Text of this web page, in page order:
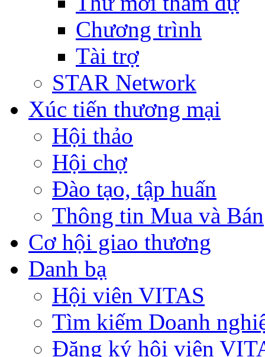
Chương trình
Tài trợ
STAR Network
Xúc tiến thương mại
Hội thảo
Hội chợ
Đào tạo, tập huấn
Thông tin Mua và Bán
Cơ hội giao thương
Danh bạ
Hội viên VITAS
Tìm kiếm Doanh
Đăng ký hội viên